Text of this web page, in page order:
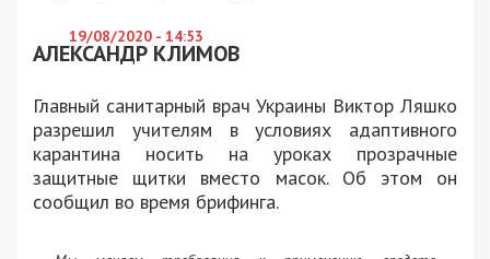
19/08/2020 - 14:53
АЛЕКСАНДР КЛИМОВ
Главный санитарный врач Украины Виктор Ляшко
разрешил учителям в условиях адаптивного
карантина носить на уроках прозрачные
защитные щитки вместо масок. Об этом он
сообщил во время брифинга.